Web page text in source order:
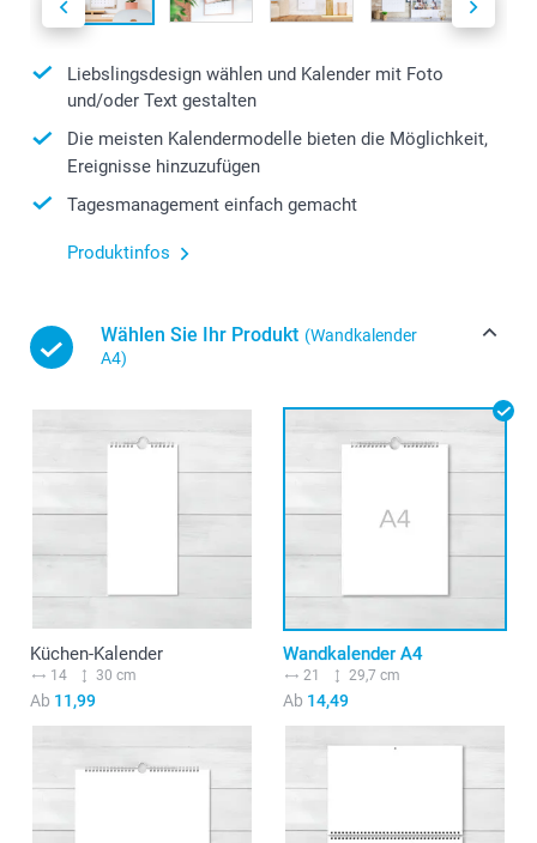
Liebslingsdesign wählen und Kalender mit Foto
und/oder Text gestalten
Die meisten Kalendermodelle bieten die Möglichkeit,
Ereignisse hinzuzufügen
Tagesmanagement einfach gemacht
Produktinfos
Wählen Sie Ihr Produkt (Wandkalender
A4)
Küchen-Kalender
14 30 cm
Ab 11,99
Wandkalender A4
21 29,7 cm
Ab 14,49